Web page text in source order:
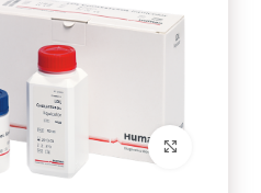
برای بزرگنمایی کلیک کنید